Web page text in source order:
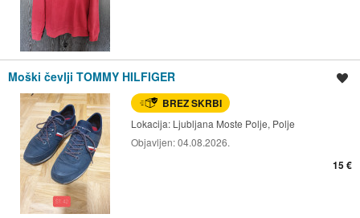
Moški čevlji TOMMY HILFIGER
BREZ SKRBI
Lokacija: Ljubljana Moste Polje, Polje
Objavljen:04.08.2026.
15 €